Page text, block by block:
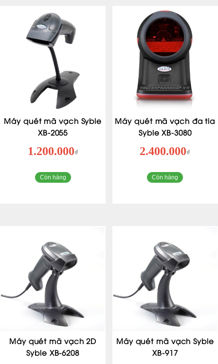
Máy quét mã vạch Syble
XB-2055
1.200.000₫
Còn hàng
Máy quét mã vạch đa tia
Syble XB-3080
2.400.000₫
Còn hàng
Máy quét mã vạch 2D
Syble XB-6208
Máy quét mã vạch Syble
XB-917